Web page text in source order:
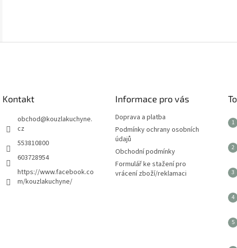
Kontakt
obchod@kouzlakuchyne.
cz
553810800
603728954
https://www.facebook.co
m/kouzlakuchyne/
Informace pro vás
Doprava a platba
Podmínky ochrany osobních
údajů
Obchodní podmínky
Formulář ke stažení pro
vrácení zboží/reklamaci